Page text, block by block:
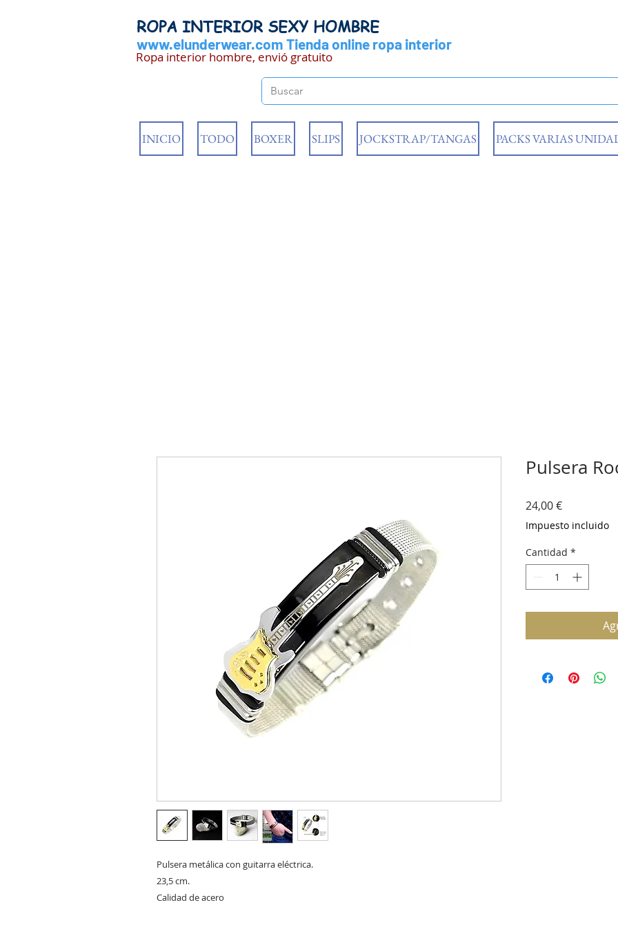
ROPA INTERIOR SEXY HOMBRE
www.elunderwear.com Tienda online ropa interior
Ropa interior hombre, envió gratuito
INICIO TODO BOXER SLIPS JOCKSTRAP/TANGAS PACKS VARIAS
Pulsera metálica con guitarra eléctrica.
23,5 cm.
Calidad de acero
Pulsera
24,00 €Precio
Impuesto incluido
Cantidad *